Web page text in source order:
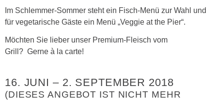
Im Schlemmer-Sommer steht ein Fisch-Menü zur Wahl und
für vegetarische Gäste ein Menü „Veggie at the Pier“.
Möchten Sie lieber unser Premium-Fleisch vom
Grill? Gerne à la carte!
16. JUNI – 2. SEPTEMBER 2018
(DIESES ANGEBOT IST NICHT MEHR